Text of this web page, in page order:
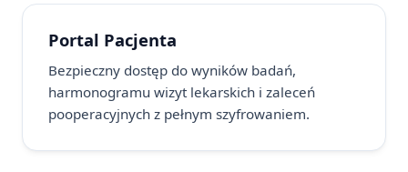
Portal Pacjenta
Bezpieczny dostęp do wyników badań,
harmonogramu wizyt lekarskich i zaleceń
pooperacyjnych z pełnym szyfrowaniem.